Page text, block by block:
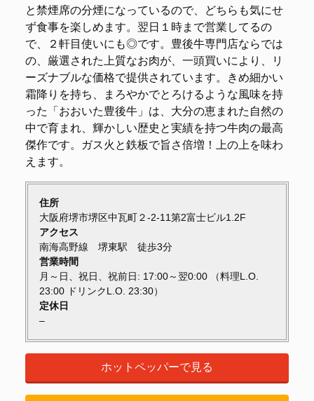
と禁煙席の分煙になっているので、どちらも気にせ
ず食事を楽しめます。翌日１時まで営業してるの
で、２軒目使いにも◎です。豊後牛専門店ならでは
の、厳選された上質なお肉が、一頭買いにより、リ
ーズナブルな価格で提供されています。きめ細かい
霜降りを持ち、まろやかでとろけるような風味を持
った「おおいた豊後牛」は、大分の恵まれた自然の
中で育まれ、輝かしい歴史と実績を持つ牛肉の最高
傑作です。ガス火と鉄板で旨さ倍増！上の上を味わ
えます。
住所
大阪府堺市堺区中瓦町２-2-11第2富士ビル1.2F
アクセス
南海高野線 堺東駅 徒歩3分
営業時間
月～日、祝日、祝前日: 17:00～翌0:00 （料理L.O.
23:00 ドリンクL.O. 23:30）
定休日
–
ホットペッパーで見る